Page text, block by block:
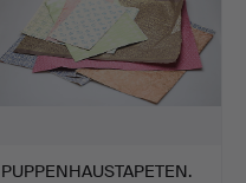
PUPPENHAUSTAPETEN.